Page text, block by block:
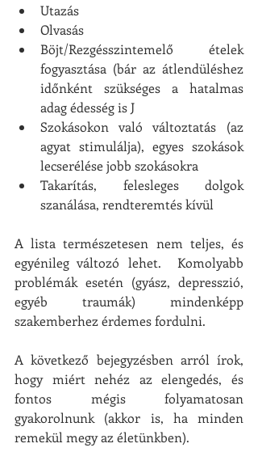
Utazás
Olvasás
Böjt/Rezgésszintemelő ételek
fogyasztása (bár az átlendüléshez
időnként szükséges a hatalmas
adag édesség is J
Szokásokon való változtatás (az
agyat stimulálja), egyes szokások
lecserélése jobb szokásokra
Takarítás, felesleges dolgok
szanálása, rendteremtés kívül
A lista természetesen nem teljes, és
egyénileg változó lehet.  Komolyabb
problémák esetén (gyász, depresszió,
egyéb traumák) mindenképp
szakemberhez érdemes fordulni.
A következő bejegyzésben arról írok,
hogy miért nehéz az elengedés, és
fontos mégis folyamatosan
gyakorolnunk (akkor is, ha minden
remekül megy az életünkben).